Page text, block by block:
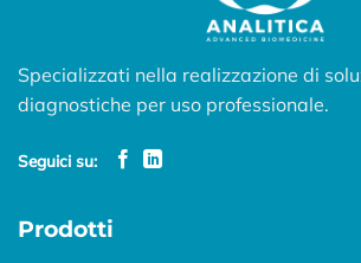
Specializzati nella realizzazione di
diagnostiche per uso professionale.
Seguici su:
Prodotti